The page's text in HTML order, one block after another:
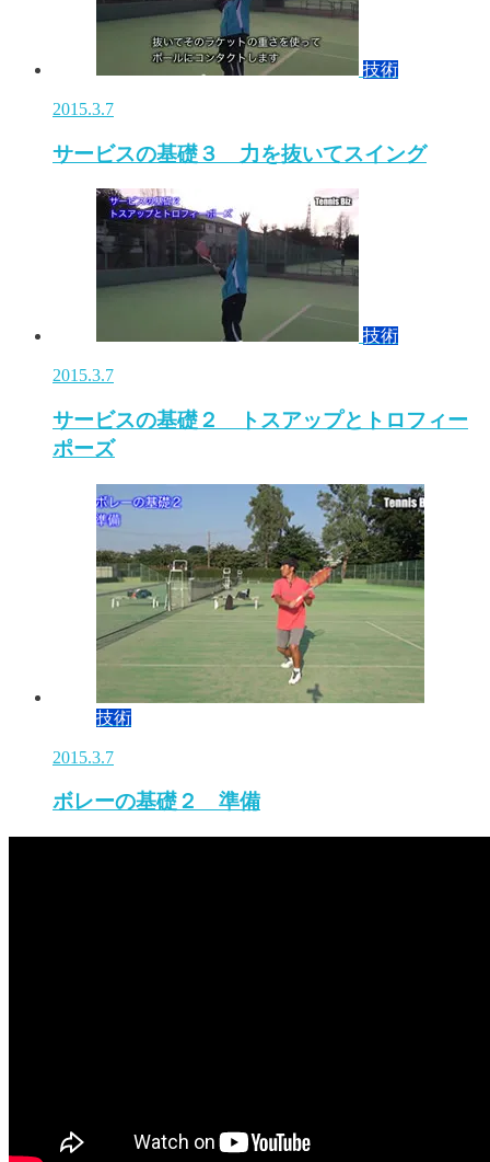
技術
2015.3.7
サービスの基礎３ 力を抜いてスイング
技術
2015.3.7
サービスの基礎２ トスアップとトロフィー
ポーズ
技術
2015.3.7
ボレーの基礎２ 準備